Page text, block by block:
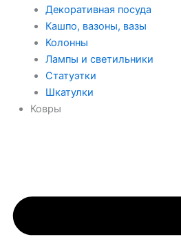
Декоративная посуда
Кашпо, вазоны, вазы
Колонны
Лампы и светильники
Статуэтки
Шкатулки
Ковры